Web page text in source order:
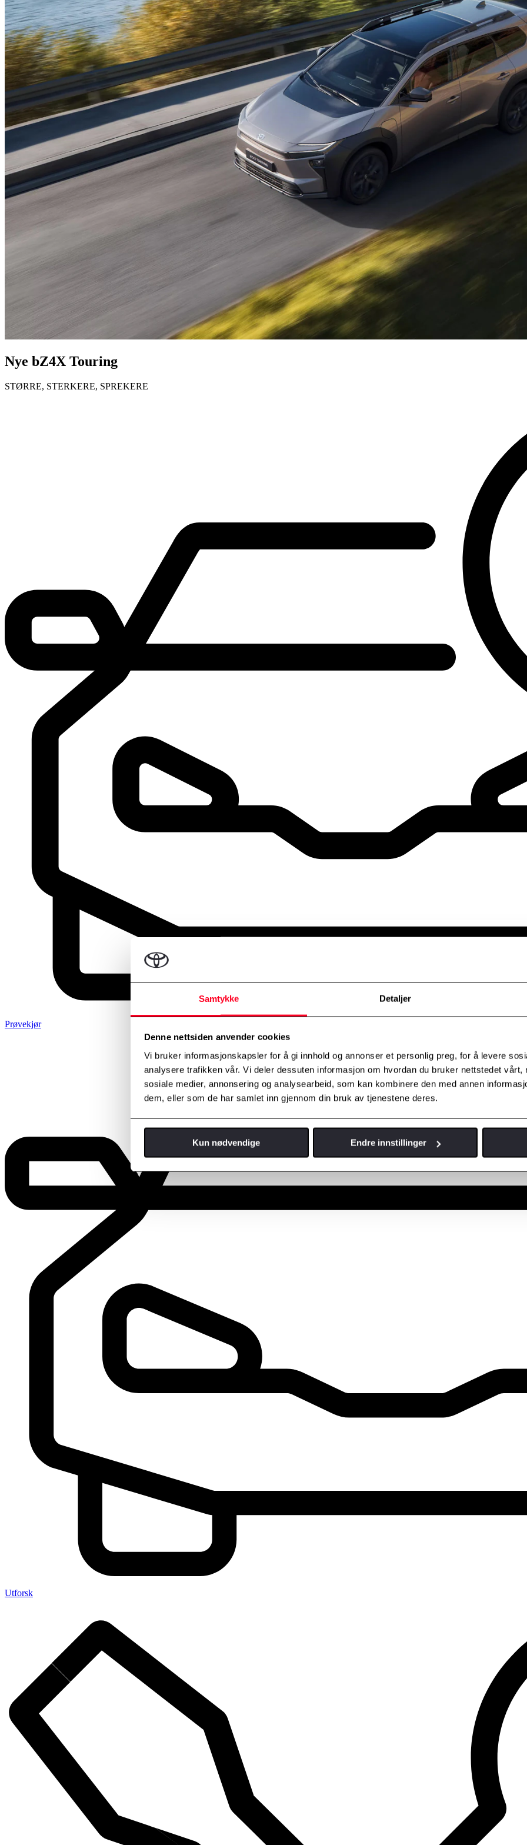
Samtykke Detaljer
Denne nettsiden anvender cookies
Vi bruker informasjonskapsler for å gi innhold og annonser et personlig preg, for å levere
analysere trafikken vår. Vi deler dessuten informasjon om hvordan du bruker nettstedet vårt,
sosiale medier, annonsering og analysearbeid, som kan kombinere den med annen
dem, eller som de har samlet inn gjennom din bruk av tjenestene deres.
Kun nødvendige Endre innstillinger
Nye bZ4X Touring
STØRRE, STERKERE, SPREKERE
Prøvekjør
Utforsk